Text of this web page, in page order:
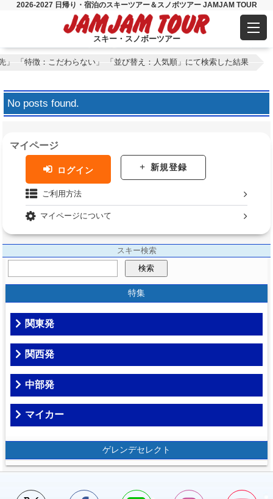
2026-2027 日帰り・宿泊のスキーツアー＆スノボツアー JAMJAM TOUR
スキー・スノボーツアー
「特徴：こだわらない」 「並び替え：人気順」にて検索した結果
No posts found.
マイページ
ログイン 新規登録
ご利用方法
マイページについて
スキー検索
検索
特集
関東発
関西発
中部発
マイカー
ゲレンデセレクト